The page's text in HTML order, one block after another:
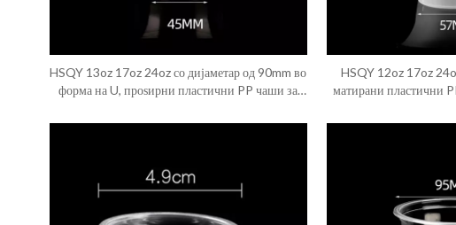
HSQY 13oz 17oz 24oz со дијаметар од 90mm во
форма на U, проѕирни пластични PP чаши за
HSQY 12oz 17oz
матирани пластични